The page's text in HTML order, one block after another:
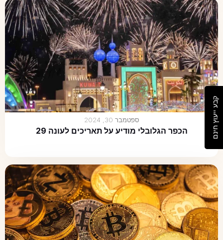
ספטמבר 30, 2024
הכפר הגלובלי מודיע על תאריכים לעונה 29 קבע ייעוץ חינם